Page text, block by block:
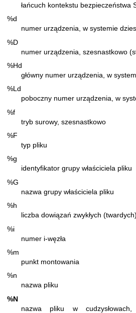
łańcuch kontekstu bezpieczeństwa
%d
numer urządzenia, w systemie
%D
numer urządzenia, szesnastkowo
%Hd
główny numer urządzenia, w
%Ld
poboczny numer urządzenia, w
%f
tryb surowy, szesnastkowo
%F
typ pliku
%g
identyfikator grupy właściciela pliku
%G
nazwa grupy właściciela pliku
%h
liczba dowiązań zwykłych (twardych)
%i
numer i-węzła
%m
punkt montowania
%n
nazwa pliku
%N
nazwa pliku w